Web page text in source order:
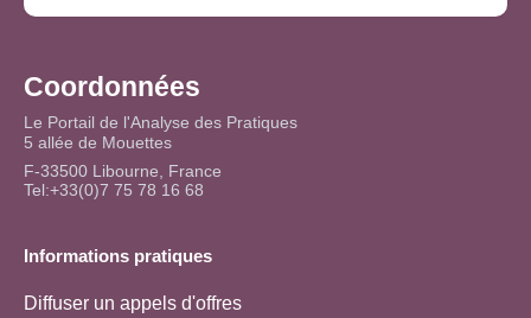
Coordonnées
Le Portail de l'Analyse des Pratiques
5 allée de Mouettes
F-33500 Libourne, France
Tel:+33(0)7 75 78 16 68
Informations pratiques
Diffuser un appels d'offres